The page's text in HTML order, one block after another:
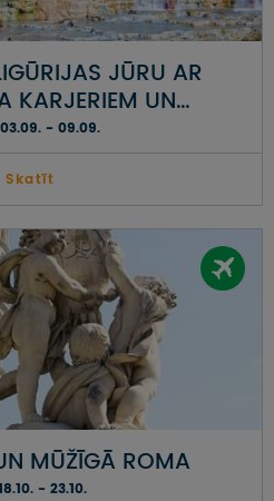
JŪRU AR
KARJERIEM UN
03.09. - 09.09.
Skatīt
MŪŽĪGĀ ROMA
- 23.10.